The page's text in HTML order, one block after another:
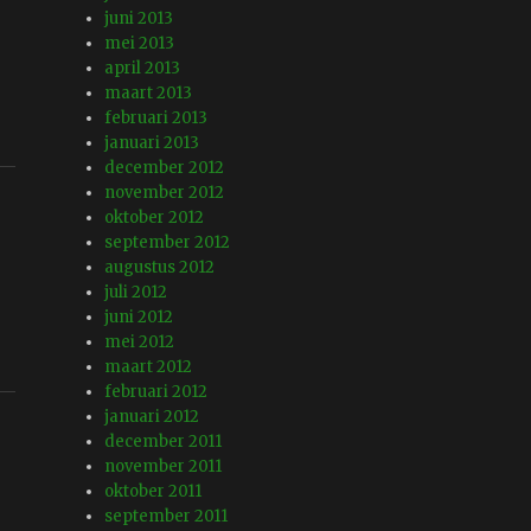
juni 2013
mei 2013
april 2013
maart 2013
februari 2013
januari 2013
december 2012
november 2012
oktober 2012
september 2012
augustus 2012
juli 2012
juni 2012
mei 2012
maart 2012
februari 2012
januari 2012
december 2011
november 2011
oktober 2011
september 2011